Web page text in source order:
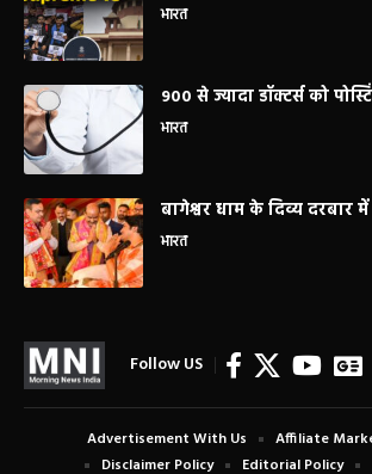
भारत
900 से ज्यादा डॉक्टर्स को
भारत
बागेश्वर धाम के दिव्य दरबार
भारत
Follow US
Advertisement With Us
Affiliate
Disclaimer Policy
Editorial Policy